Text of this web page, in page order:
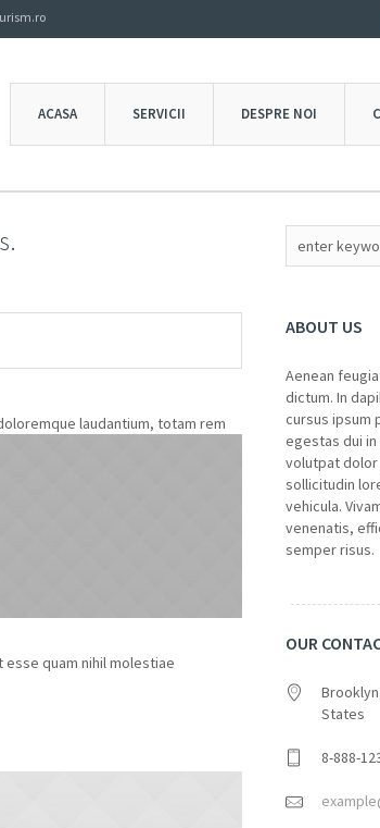
ACASA SERVICII DESPRE NOI
laudantium, totam rem
quam nihil molestiae
ABOUT US
Aenean
dictum. In
cursus ipsum
egestas dui
volutpat
sollicitudin
vehicula.
venenatis,
semper risus.
OUR
States
8-888-